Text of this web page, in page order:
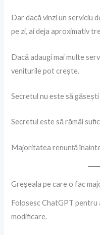
Dar dacă vinzi un serviciu
pe zi, ai deja aproximativ
Dacă adaugi mai multe
veniturile pot crește.
Secretul nu este să
Secretul este să rămâi
Majoritatea renunță
Greșeala pe care o fac
Folosesc ChatGPT pentru
modificare.